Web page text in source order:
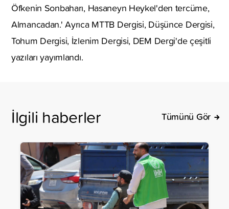
Öfkenin Sonbaharı, Hasaneyn Heykel'den tercüme,
Almancadan.' Ayrıca MTTB Dergisi, Düşünce Dergisi,
Tohum Dergisi, İzlenim Dergisi, DEM Dergi'de çeşitli
yazıları yayımlandı.
İlgili haberler Tümünü Gör